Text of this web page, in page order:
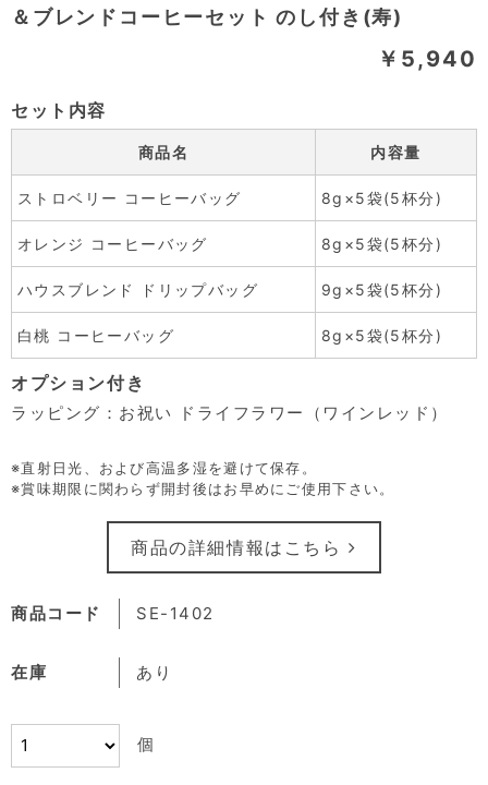
＆ブレンドコーヒーセット のし付き(寿)
￥5,940
商品コード SE-1402
在庫 あり
個
セット内容
商品名 内容量
ストロベリー コーヒーバッグ 8g×5袋(5杯分)
オレンジ コーヒーバッグ 8g×5袋(5杯分)
ハウスブレンド ドリップバッグ 9g×5袋(5杯分)
白桃 コーヒーバッグ 8g×5袋(5杯分)
オプション付き
ラッピング：お祝い ドライフラワー（ワインレッド）
※直射日光、および高温多湿を避けて保存。
※賞味期限に関わらず開封後はお早めにご使用下さい。
商品の詳細情報はこちら